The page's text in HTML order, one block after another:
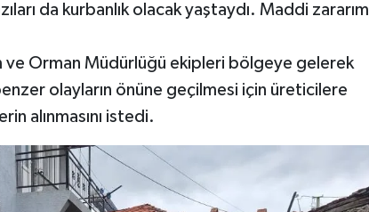
da kurbanlık olacak yaştaydı. Maddi zararım
ve Orman Müdürlüğü ekipleri bölgeye gelerek
olayların önüne geçilmesi için üreticilere
alınmasını istedi.